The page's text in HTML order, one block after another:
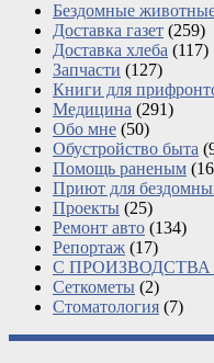
Бездомные
Доставка газет (259)
Доставка хлеба (117)
Запчасти (127)
Книги для
Медицина (291)
Обо мне (50)
Обустройство быта
Помощь раненым
Приют для
Проекты (25)
Ремонт авто (134)
Репортаж (17)
С
Сеткометы (2)
Стоматология (7)